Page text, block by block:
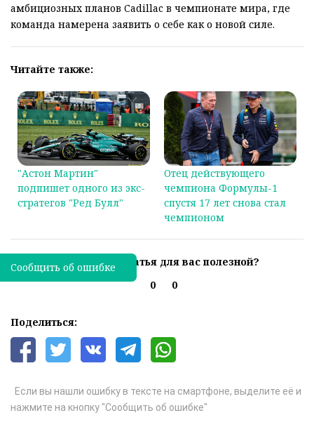
амбициозных планов Cadillac в чемпионате мира, где
команда намерена заявить о себе как о новой силе.
Читайте также:
"Астон Мартин"
подпишет одного из экс-
стратегов "Ред Булл"
Отец действующего
чемпиона Формулы-1
спустя 17 лет снова стал
чемпионом
Была ли эта статья для вас полезной?
0
0
Поделиться:
Если вы нашли ошибку в тексте на смартфоне, выделите её и
нажмите на кнопку "Сообщить об ошибке"
Сообщить об ошибке